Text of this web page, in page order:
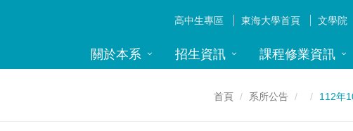
高中生專區 東海大學首頁 文學院
關於本系 招生資訊 課程修業資訊
首頁 系所公告 112年